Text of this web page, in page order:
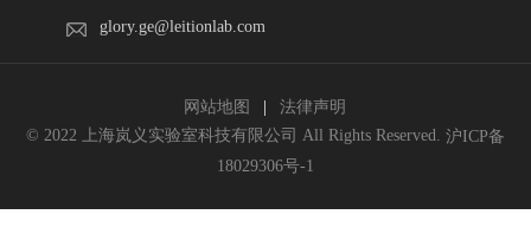
glory.ge@leitionlab.com
网站地图
法律声明
© 2022 上海岚义实验室科技有限公司 All Rights Reserved. 沪ICP备
18029306号-1